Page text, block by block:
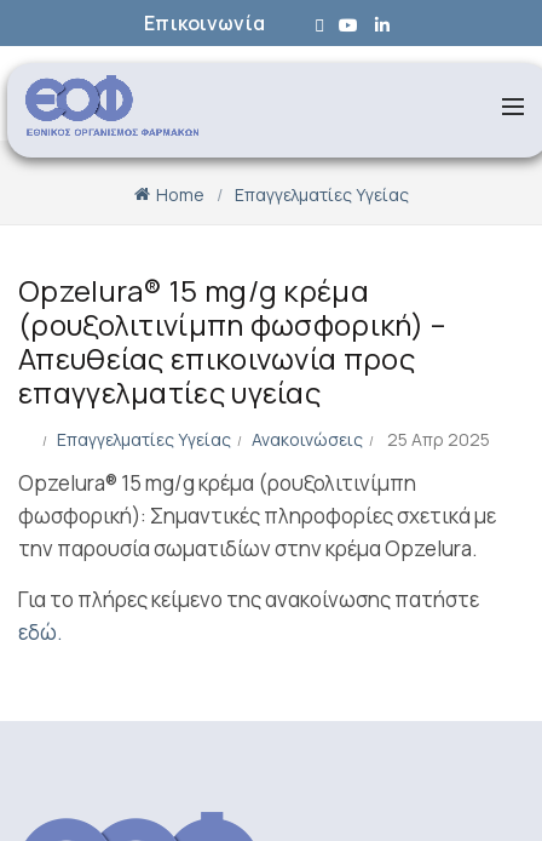
Επικοινωνία
Home Επαγγελματίες Υγείας
Opzelura® 15 mg/g κρέμα
(ρουξολιτινίμπη φωσφορική) –
Απευθείας επικοινωνία προς
επαγγελματίες υγείας
Επαγγελματίες Υγείας Ανακοινώσεις 25 Απρ 2025
Opzelura® 15 mg/g κρέμα (ρουξολιτινίμπη
φωσφορική): Σημαντικές πληροφορίες σχετικά με
την παρουσία σωματιδίων στην κρέμα Opzelura.
Για το πλήρες κείμενο της ανακοίνωσης πατήστε
εδώ.